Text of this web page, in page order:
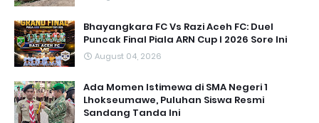
Bhayangkara FC Vs Razi Aceh FC: Duel
Puncak Final Piala ARN Cup I 2026 Sore Ini
August 04, 2026
Ada Momen Istimewa di SMA Negeri 1
Lhokseumawe, Puluhan Siswa Resmi
Sandang Tanda Ini